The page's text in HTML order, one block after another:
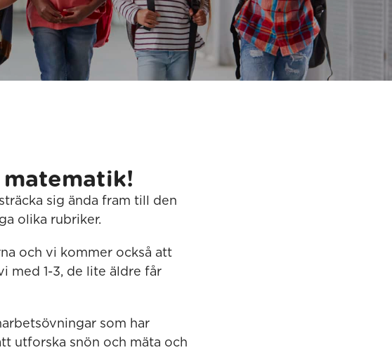
sig ända fram till den
olika rubriker.
och vi kommer också att
med 1-3, de lite äldre får
som har
utforska snön och mäta och